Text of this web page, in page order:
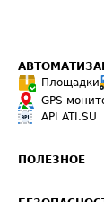
Площадки
GPS-
API ATI.SU
ПОЛЕЗНОЕ